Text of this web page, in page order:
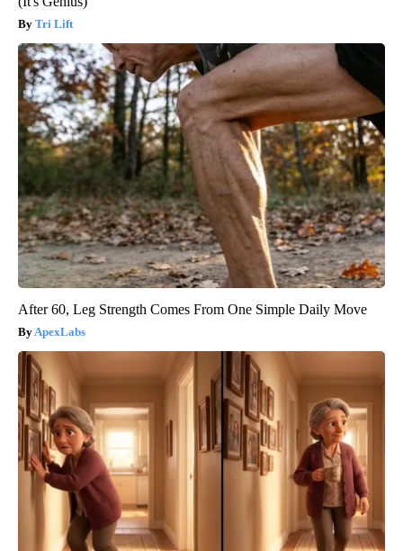
Tri Lift
After 60, Leg Strength Comes From One Simple Daily Move
ApexLabs